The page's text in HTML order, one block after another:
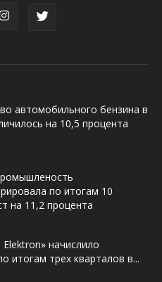
автомобильного бензина в
на 10,5 процента
по итогам 10
на 11,2 процента
начислило
итогам трех кварталов в...